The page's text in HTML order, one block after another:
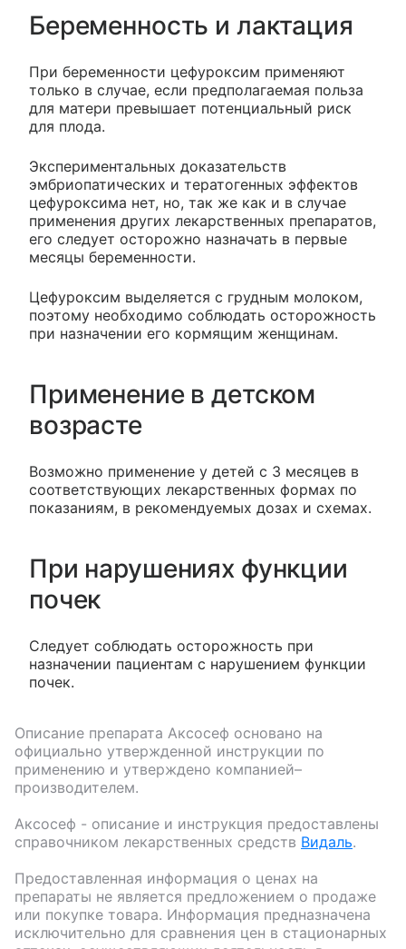
Беременность и лактация
При беременности цефуроксим применяют
только в случае, если предполагаемая польза
для матери превышает потенциальный риск
для плода.
Экспериментальных доказательств
эмбриопатических и тератогенных эффектов
цефуроксима нет, но, так же как и в случае
применения других лекарственных препаратов,
его следует осторожно назначать в первые
месяцы беременности.
Цефуроксим выделяется с грудным молоком,
поэтому необходимо соблюдать осторожность
при назначении его кормящим женщинам.
Применение в детском
возрасте
Возможно применение у детей с 3 месяцев в
соответствующих лекарственных формах по
показаниям, в рекомендуемых дозах и схемах.
При нарушениях функции
почек
Следует соблюдать осторожность при
назначении пациентам с нарушением функции
почек.
Описание препарата Аксосеф основано на
официально утвержденной инструкции по
применению и утверждено компанией–
производителем.
Аксосеф - описание и инструкция предоставлены
справочником лекарственных средств Видаль.
Предоставленная информация о ценах на
препараты не является предложением о продаже
или покупке товара. Информация предназначена
исключительно для сравнения цен в стационарных